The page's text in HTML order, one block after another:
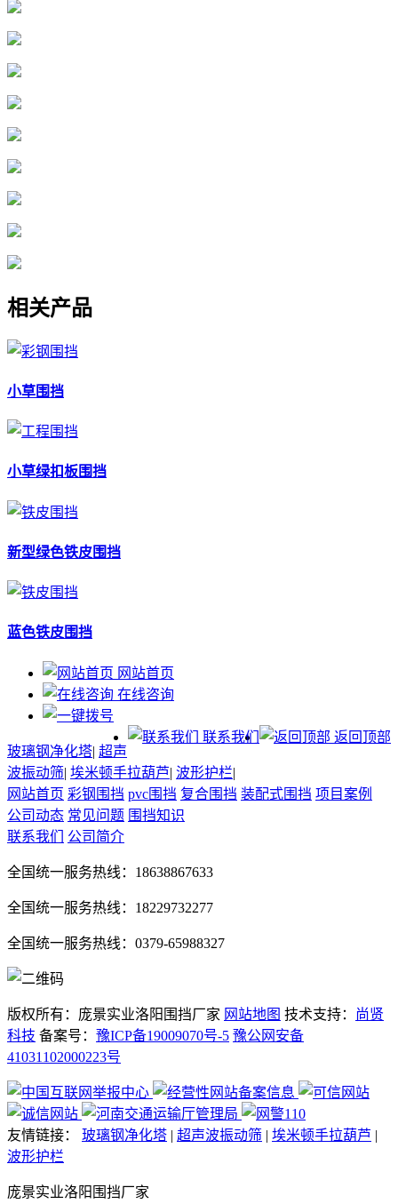
相关产品
小草围挡
小草绿扣板围挡
新型绿色铁皮围挡
蓝色铁皮围挡
网站首页
在线咨询
返回顶部
联系我们
玻璃钢净化塔| 超声
波振动筛| 埃米顿手拉葫芦| 波形护栏|
网站首页 彩钢围挡 pvc围挡 复合围挡 装配式围挡 项目案例
公司动态 常见问题 围挡知识
联系我们
公司简介
全国统一服务热线：18638867633
全国统一服务热线：18229732277
全国统一服务热线：0379-65988327
版权所有：庞景实业洛阳围挡厂家 网站地图 技术支持：
尚贤
科技 备案号： 豫ICP备19009070号-5 豫公网安备
41031102000223号
友情链接： 玻璃钢净化塔 | 超声波振动筛 | 埃米顿手拉葫芦 |
波形护栏
庞景实业洛阳围挡厂家